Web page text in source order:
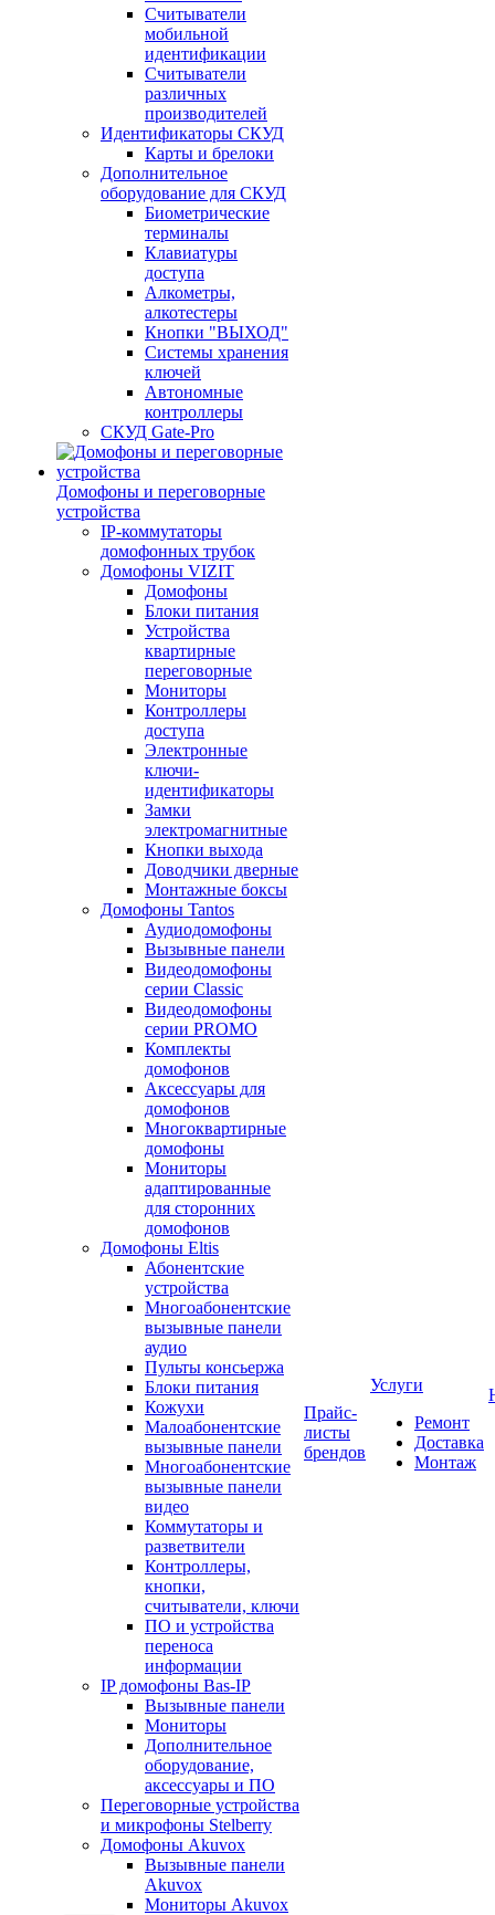
Считыватели
мобильной
идентификации
Считыватели
различных
производителей
Идентификаторы СКУД
Карты и брелоки
Дополнительное
оборудование для СКУД
Биометрические
терминалы
Клавиатуры
доступа
Алкометры,
алкотестеры
Кнопки "ВЫХОД"
Системы хранения
ключей
Автономные
контроллеры
СКУД Gate-Pro
Домофоны и переговорные
устройства
IP-коммутаторы
домофонных трубок
Домофоны VIZIT
Домофоны
Блоки питания
Устройства
квартирные
переговорные
Мониторы
Контроллеры
доступа
Электронные
ключи-
идентификаторы
Замки
электромагнитные
Кнопки выхода
Доводчики дверные
Монтажные боксы
Домофоны Tantos
Аудиодомофоны
Вызывные панели
Видеодомофоны
серии Classic
Видеодомофоны
серии PROMO
Комплекты
домофонов
Аксессуары для
домофонов
Многоквартирные
домофоны
Мониторы
адаптированные
для сторонних
домофонов
Домофоны Eltis
Абонентские
устройства
Многоабонентские
вызывные панели
аудио
Пульты консьержа
Блоки питания
Кожухи
Малоабонентские
вызывные панели
Многоабонентские
вызывные панели
видео
Коммутаторы и
разветвители
Контроллеры,
кнопки,
считыватели, ключи
ПО и устройства
переноса
информации
IP домофоны Bas-IP
Вызывные панели
Мониторы
Дополнительное
оборудование,
аксессуары и ПО
Переговорные устройства
и микрофоны Stelberry
Домофоны Akuvox
Вызывные панели
Akuvox
Мониторы Akuvox
Прайс-
листы
брендов
Услуги
Ремонт
Доставка
Монтаж